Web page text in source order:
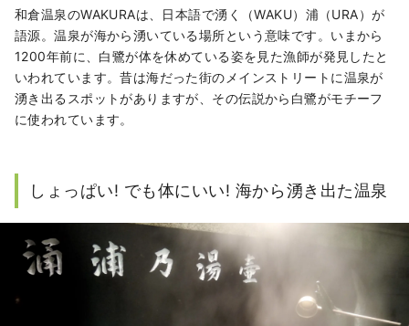
和倉温泉のWAKURAは、日本語で湧く（WAKU）浦（URA）が
語源。温泉が海から湧いている場所という意味です。いまから
1200年前に、白鷺が体を休めている姿を見た漁師が発見したと
いわれています。昔は海だった街のメインストリートに温泉が
湧き出るスポットがありますが、その伝説から白鷺がモチーフ
に使われています。
しょっぱい! でも体にいい! 海から湧き出た温泉